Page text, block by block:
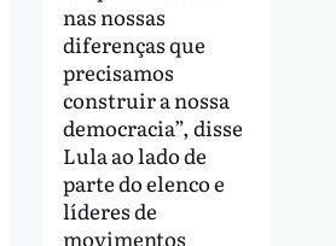
nas nossas
diferenças que
precisamos
construir a nossa
democracia”, disse
Lula ao lado de
parte do elenco e
líderes de
movimentos